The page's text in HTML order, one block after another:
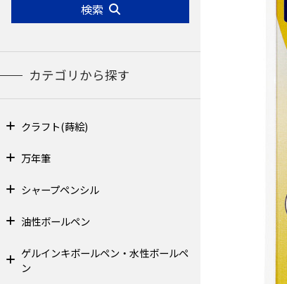
検索
カテゴリから探す
クラフト(蒔絵)
万年筆
シャープペンシル
油性ボールペン
ゲルインキボールペン・水性ボールペ
ン